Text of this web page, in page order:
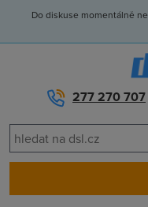
Do diskuse momentálně
277 270 707